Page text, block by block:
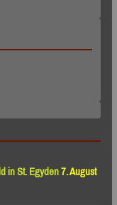
in St. Egyden7. August